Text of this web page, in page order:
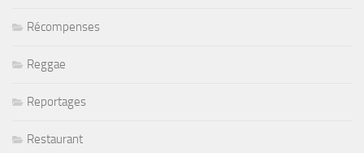
Récompenses
Reggae
Reportages
Restaurant